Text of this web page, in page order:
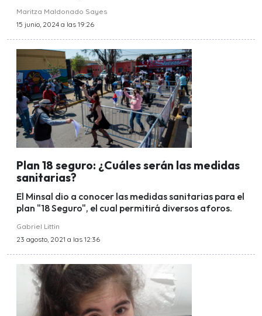
Maritza Maldonado Sayes
15 junio, 2024 a las 19:26
Plan 18 seguro: ¿Cuáles serán las medidas
sanitarias?
El Minsal dio a conocer las medidas sanitarias para el
plan "18 Seguro", el cual permitirá diversos aforos.
Gabriel Littin
23 agosto, 2021 a las 12:36